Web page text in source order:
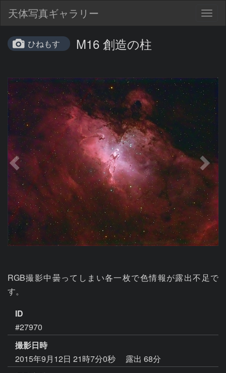
天体写真ギャラリー
ひねもす M16 創造の柱
RGB撮影中曇ってしまい各一枚で色情報が露出不足で
す。
ID
#27970
撮影日時
2015年9月12日 21時7分0秒
露出 68分